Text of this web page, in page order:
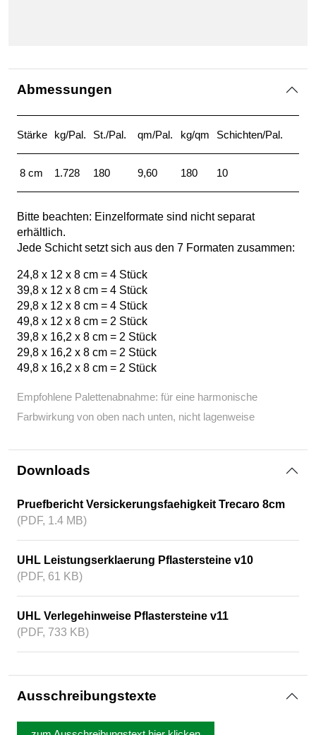
Abmessungen
Stärke kg/Pal. St./Pal. qm/Pal. kg/qm Schichten/Pal.
8 cm 1.728 180 9,60 180 10
Bitte beachten: Einzelformate sind nicht separat
erhältlich.
Jede Schicht setzt sich aus den 7 Formaten zusammen:
24,8 x 12 x 8 cm = 4 Stück
39,8 x 12 x 8 cm = 4 Stück
29,8 x 12 x 8 cm = 4 Stück
49,8 x 12 x 8 cm = 2 Stück
39,8 x 16,2 x 8 cm = 2 Stück
29,8 x 16,2 x 8 cm = 2 Stück
49,8 x 16,2 x 8 cm = 2 Stück
Empfohlene Palettenabnahme: für eine harmonische
Farbwirkung von oben nach unten, nicht lagenweise
Downloads
Pruefbericht Versickerungsfaehigkeit Trecaro 8cm
(PDF, 1.4 MB)
UHL Leistungserklaerung Pflastersteine v10
(PDF, 61 KB)
UHL Verlegehinweise Pflastersteine v11
(PDF, 733 KB)
Ausschreibungstexte